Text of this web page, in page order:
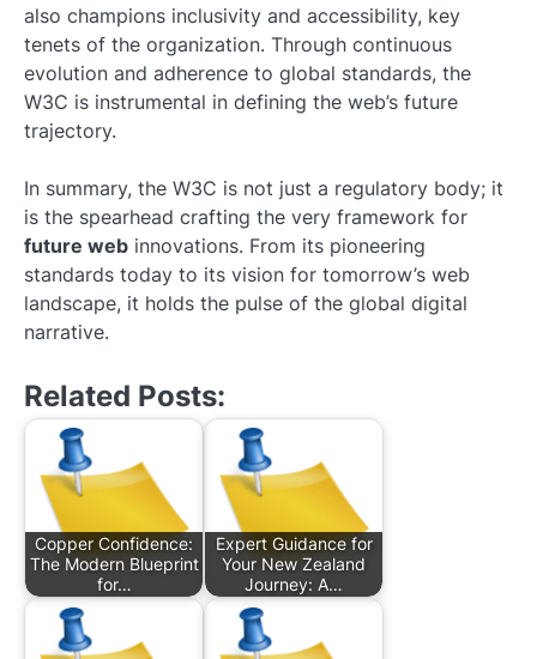
also champions inclusivity and accessibility, key
tenets of the organization. Through continuous
evolution and adherence to global standards, the
W3C is instrumental in defining the web’s future
trajectory.
In summary, the W3C is not just a regulatory body; it
is the spearhead crafting the very framework for
future web innovations. From its pioneering
standards today to its vision for tomorrow’s web
landscape, it holds the pulse of the global digital
narrative.
Related Posts:
Copper Confidence:
The Modern Blueprint
for…
Expert Guidance for
Your New Zealand
Journey: A…